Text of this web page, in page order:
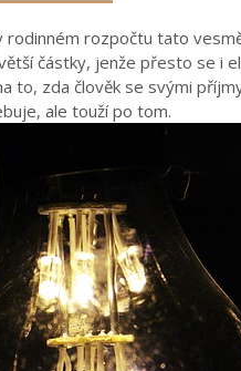
rozpočtu tato
částky, jenže přesto se i
to, zda člověk se svými
ale touží po tom.